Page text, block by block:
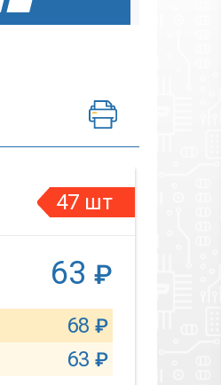
47 шт
63 ₽
68 ₽
63 ₽